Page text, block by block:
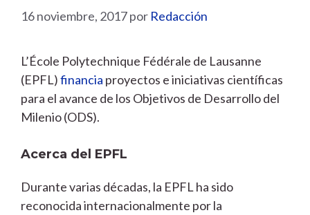
16 noviembre, 2017por Redacción
L’École Polytechnique Fédérale de Lausanne
(EPFL)financia proyectos e iniciativas científicas
para el avance de los Objetivos de Desarrollo del
Milenio (ODS).
Acerca del EPFL
Durante varias décadas, la EPFL ha sido
reconocida internacionalmente por la